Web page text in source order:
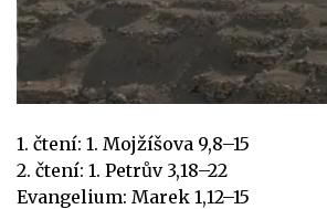
1. čtení: 1. Mojžíšova 9,8–15
2. čtení: 1. Petrův 3,18–22
Evangelium: Marek 1,12–15